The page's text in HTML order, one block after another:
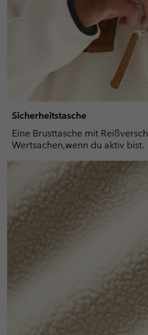
Sicherheitstasche
Eine Brusttasche mit
Wertsachen,wenn du aktiv bist.